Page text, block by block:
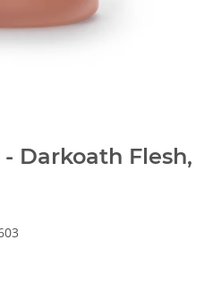
Darkoath Flesh,